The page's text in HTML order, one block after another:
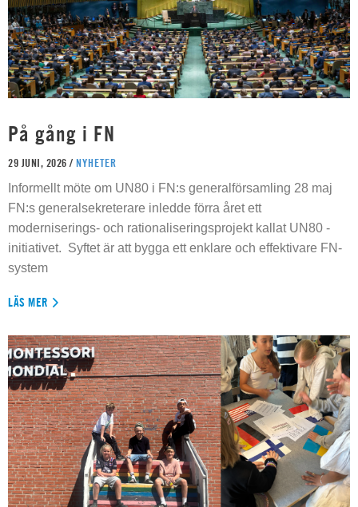
På gång i FN
29 JUNI, 2026 / NYHETER
Informellt möte om UN80 i FN:s generalförsamling 28 maj
FN:s generalsekreterare inledde förra året ett
moderniserings- och rationaliseringsprojekt kallat UN80 -
initiativet. Syftet är att bygga ett enklare och effektivare FN-
system
LÄS MER